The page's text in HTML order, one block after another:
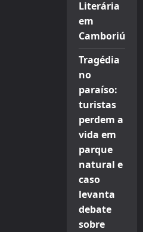
Literária
em
Camboriú
Tragédia
no
paraíso:
turistas
perdem a
vida em
parque
natural e
caso
levanta
debate
sobre